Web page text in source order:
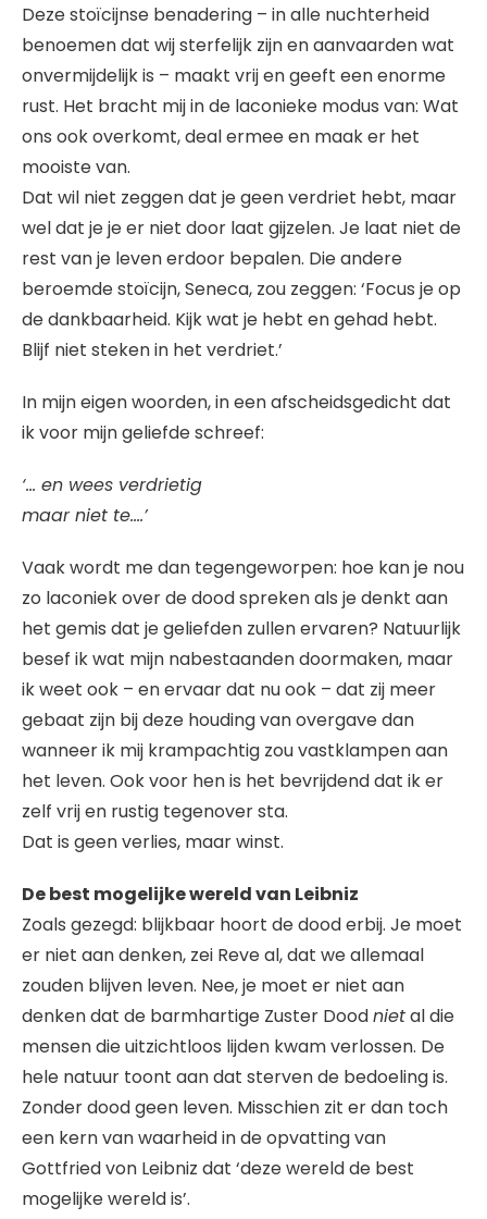
Deze stoïcijnse benadering – in alle nuchterheid
benoemen dat wij sterfelijk zijn en aanvaarden wat
onvermijdelijk is – maakt vrij en geeft een enorme
rust. Het bracht mij in de laconieke modus van: Wat
ons ook overkomt, deal ermee en maak er het
mooiste van.
Dat wil niet zeggen dat je geen verdriet hebt, maar
wel dat je je er niet door laat gijzelen. Je laat niet de
rest van je leven erdoor bepalen. Die andere
beroemde stoïcijn, Seneca, zou zeggen: ‘Focus je op
de dankbaarheid. Kijk wat je hebt en gehad hebt.
Blijf niet steken in het verdriet.’
In mijn eigen woorden, in een afscheidsgedicht dat
ik voor mijn geliefde schreef:
‘… en wees verdrietig
maar niet te….’
Vaak wordt me dan tegengeworpen: hoe kan je nou
zo laconiek over de dood spreken als je denkt aan
het gemis dat je geliefden zullen ervaren? Natuurlijk
besef ik wat mijn nabestaanden doormaken, maar
ik weet ook – en ervaar dat nu ook – dat zij meer
gebaat zijn bij deze houding van overgave dan
wanneer ik mij krampachtig zou vastklampen aan
het leven. Ook voor hen is het bevrijdend dat ik er
zelf vrij en rustig tegenover sta.
Dat is geen verlies, maar winst.
De best mogelijke wereld van Leibniz
Zoals gezegd: blijkbaar hoort de dood erbij. Je moet
er niet aan denken, zei Reve al, dat we allemaal
zouden blijven leven. Nee, je moet er niet aan
denken dat de barmhartige Zuster Doodnietal die
mensen die uitzichtloos lijden kwam verlossen. De
hele natuur toont aan dat sterven de bedoeling is.
Zonder dood geen leven. Misschien zit er dan toch
een kern van waarheid in de opvatting van
Gottfried von Leibniz dat ‘deze wereld de best
mogelijke wereld is’.